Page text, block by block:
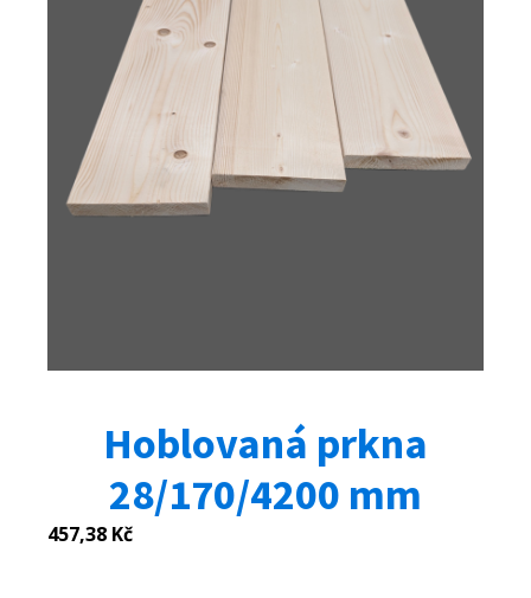
Hoblovaná prkna
28/170/4200 mm
457,38 Kč